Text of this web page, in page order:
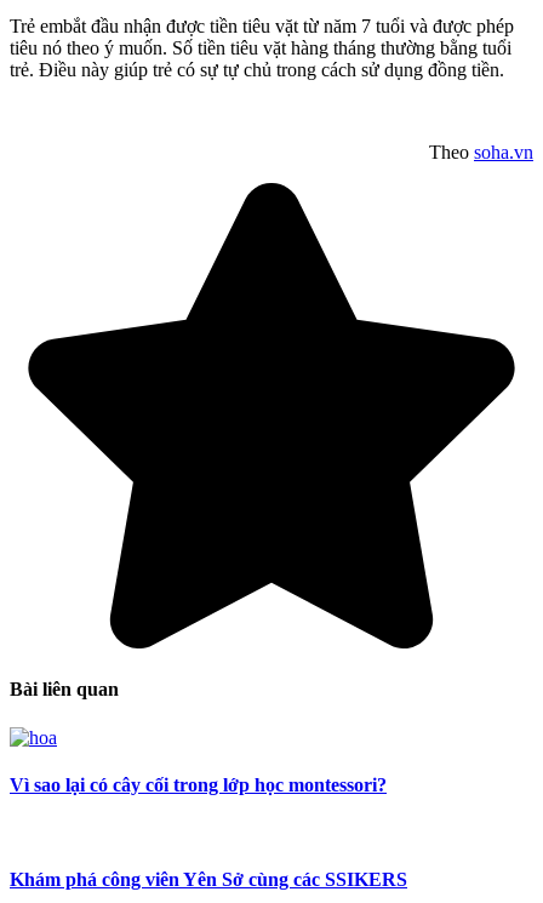
Trẻ embắt đầu nhận được tiền tiêu vặt từ năm 7 tuổi và được phép
tiêu nó theo ý muốn. Số tiền tiêu vặt hàng tháng thường bằng tuổi
trẻ. Điều này giúp trẻ có sự tự chủ trong cách sử dụng đồng tiền.
Theo soha.vn
Bài liên quan
Vì sao lại có cây cối trong lớp học montessori?
Khám phá công viên Yên Sở cùng các SSIKERS